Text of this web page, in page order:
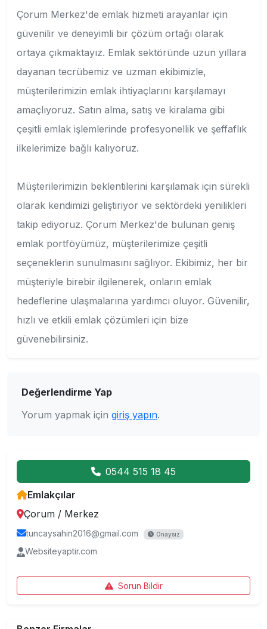
Çorum Merkez'de emlak hizmeti arayanlar için
güvenilir ve deneyimli bir çözüm ortağı olarak
ortaya çıkmaktayız. Emlak sektöründe uzun yıllara
dayanan tecrübemiz ve uzman ekibimizle,
müşterilerimizin emlak ihtiyaçlarını karşılamayı
amaçlıyoruz. Satın alma, satış ve kiralama gibi
çeşitli emlak işlemlerinde profesyonellik ve şeffaflık
ilkelerimize bağlı kalıyoruz.
Müşterilerimizin beklentilerini karşılamak için sürekli
olarak kendimizi geliştiriyor ve sektördeki yenilikleri
takip ediyoruz. Çorum Merkez'de bulunan geniş
emlak portföyümüz, müşterilerimize çeşitli
seçeneklerin sunulmasını sağlıyor. Ekibimiz, her bir
müşteriyle birebir ilgilenerek, onların emlak
hedeflerine ulaşmalarına yardımcı oluyor. Güvenilir,
hızlı ve etkili emlak çözümleri için bize
güvenebilirsiniz.
Değerlendirme Yap
Yorum yapmak için giriş yapın.
0544 515 18 45
Emlakçılar
Çorum / Merkez
tuncaysahin2016@gmail.com Onaysız
Websiteyaptir.com
Sorun Bildir